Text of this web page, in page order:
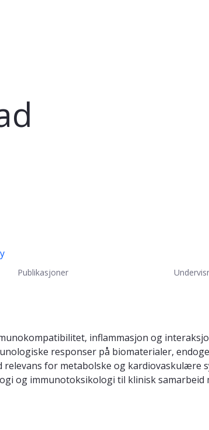
Publikasjoner
inflammasjon og
responser på biomaterialer,
for metabolske og kardiovaskulære
og immunotoksikologi til klinisk samarbeid